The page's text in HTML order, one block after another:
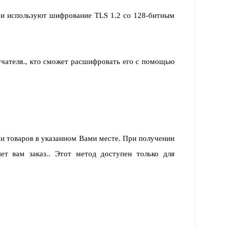
используют шифрование TLS 1.2 со 128-битным
кто сможет расшифровать его с помощью
товаров в указанном Вами месте. При получении
вам заказ.. Этот метод доступен только для